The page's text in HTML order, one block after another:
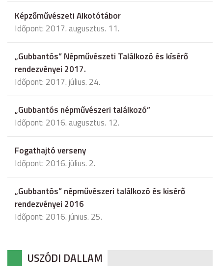
Képzőművészeti Alkotótábor
Időpont: 2017. augusztus. 11.
„Gubbantós” Népművészeti Találkozó és kísérő
rendezvényei 2017.
Időpont: 2017. július. 24.
„Gubbantós népművészeri találkozó”
Időpont: 2016. augusztus. 12.
Fogathajtó verseny
Időpont: 2016. július. 2.
„Gubbantós” népművészeri találkozó és kisérő
rendezvényei 2016
Időpont: 2016. június. 25.
USZÓDI DALLAM